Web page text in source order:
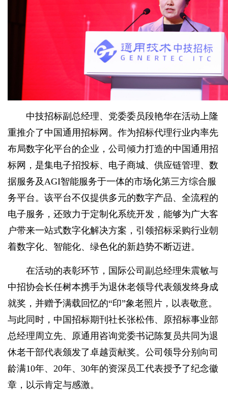
中技招标副总经理、党委委员段艳华在活动上隆
重推介了中国通用招标网。作为招标代理行业内率先
布局数字化平台的企业，公司倾力打造的中国通用招
标网，是集电子招投标、电子商城、供应链管理、数
据服务及AGI智能服务于一体的市场化第三方综合服
务平台。该平台不仅提供多元的数字产品、全流程的
电子服务，还致力于定制化系统开发，能够为广大客
户带来一站式数字化解决方案，引领招标采购行业朝
着数字化、智能化、绿色化的新趋势不断迈进。
在活动的表彰环节，国际公司副总经理朱震敏与
中招协会长任树本携手为退休老领导代表颁发终身成
就奖，并赠予满载回忆的“印”象老照片，以表敬意。
与此同时，中国招标期刊社长张松伟、原招标事业部
总经理周立先、原通用咨询党委书记陈复员共同为退
休老干部代表颁发了卓越贡献奖。公司领导分别向司
龄满10年、20年、30年的资深员工代表授予了纪念徽
章，以示肯定与感激。